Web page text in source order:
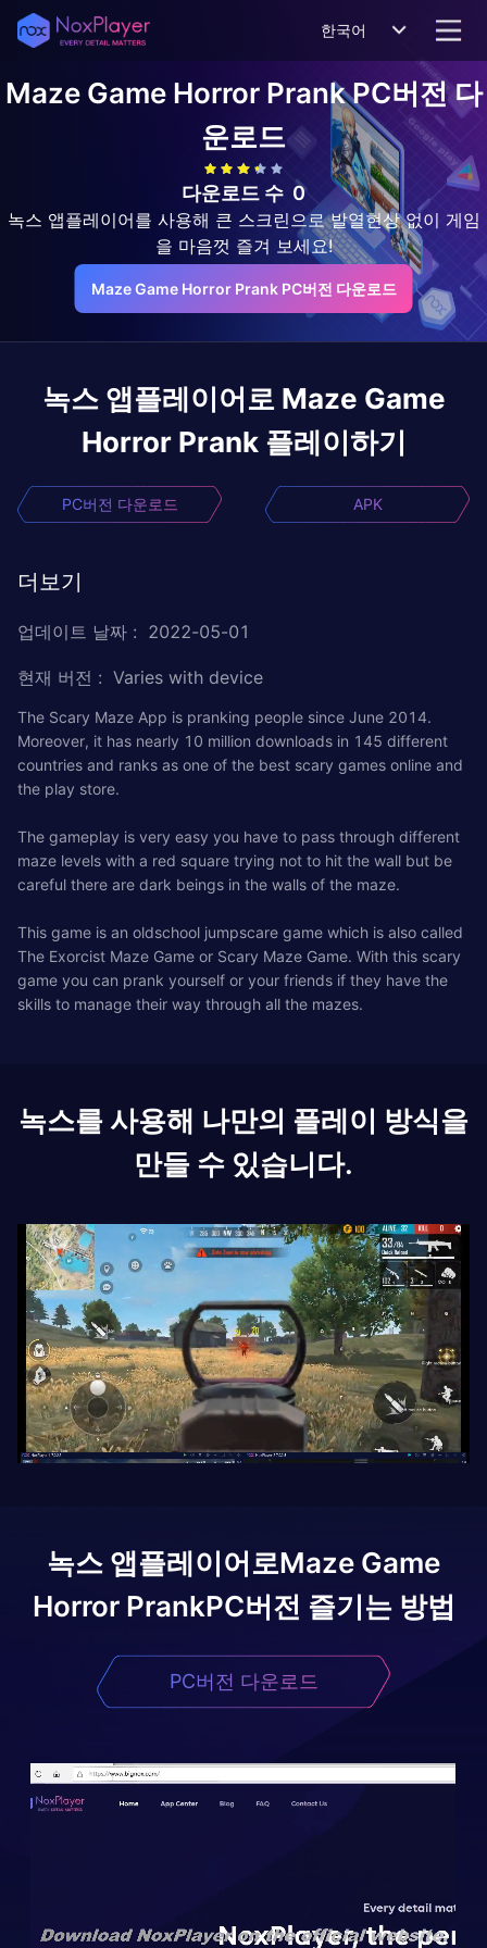
한국어
Maze Game Horror PrankPC버전 다
운로드
다운로드 수 0
녹스 앱플레이어를 사용해 큰 스크린으로 발열현상 없이 게임
을 마음껏 즐겨 보세요!
Maze Game Horror Prank PC버전 다운로드
녹스 앱플레이어로 Maze Game
Horror Prank 플레이하기
PC버전 다운로드 APK
더보기
업데이트 날짜 : 2022-05-01
현재 버전 : Varies with device
The Scary Maze App is pranking people since June 2014.
Moreover, it has nearly 10 million downloads in 145 different
countries and ranks as one of the best scary games online and
the play store.
The gameplay is very easy you have to pass through different
maze levels with a red square trying not to hit the wall but be
careful there are dark beings in the walls of the maze.
This game is an oldschool jumpscare game which is also called
The Exorcist Maze Game or Scary Maze Game. With this scary
game you can prank yourself or your friends if they have the
skills to manage their way through all the mazes.
녹스를 사용해 나만의 플레이 방식을
만들 수 있습니다.
녹스 앱플레이어로Maze Game
Horror PrankPC버전 즐기는 방법
PC버전 다운로드